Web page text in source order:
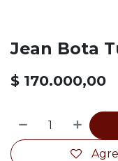
Jean Bota
$ 170.000,00